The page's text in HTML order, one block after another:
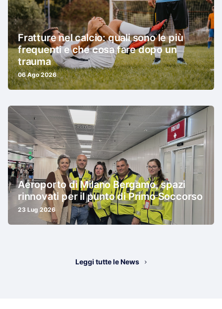
Fratture nel calcio: quali sono le più
frequenti e che cosa fare dopo un
trauma
06 Ago 2026
Aeroporto di Milano Bergamo, spazi
rinnovati per il punto di Primo Soccorso
23 Lug 2026
Leggi tutte le News